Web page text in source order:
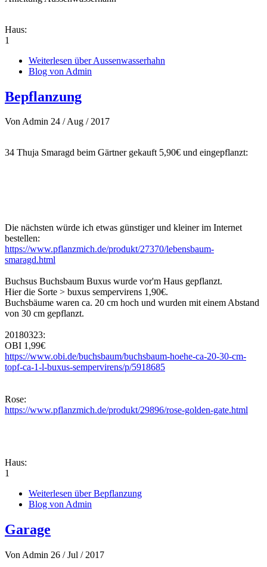
Haus:
1
Weiterlesen über Aussenwasserhahn
Blog von Admin
Bepflanzung
VonAdmin 24 / Aug / 2017
34 Thuja Smaragd beim Gärtner gekauft 5,90€ und eingepflanzt:
Die nächsten würde ich etwas günstiger und kleiner im Internet
bestellen:
https://www.pflanzmich.de/produkt/27370/lebensbaum-
smaragd.html
Buchsus Buchsbaum Buxus wurde vor'm Haus gepflanzt.
Hier die Sorte > buxus sempervirens 1,90€.
Buchsbäume waren ca. 20 cm hoch und wurden mit einem Abstand
von 30 cm gepflanzt.
20180323:
OBI 1,99€
https://www.obi.de/buchsbaum/buchsbaum-hoehe-ca-20-30-cm-
topf-ca-1-l-buxus-sempervirens/p/5918685
Rose:
https://www.pflanzmich.de/produkt/29896/rose-golden-gate.html
Haus:
1
Weiterlesen über Bepflanzung
Blog von Admin
Garage
Von Admin 26 / Jul / 2017